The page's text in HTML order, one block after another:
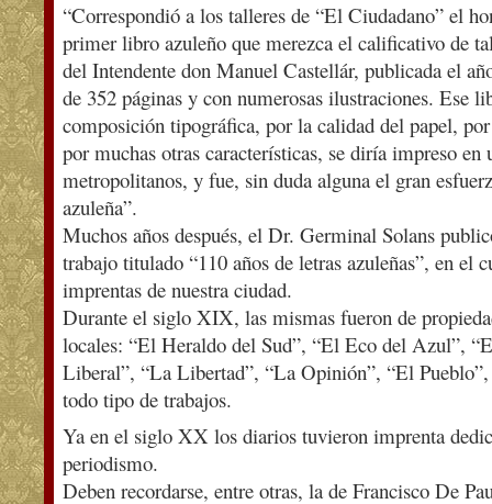
“Correspondió a los talleres de “El Ciudadano” el
primer libro azuleño que merezca el calificativo de
del Intendente don Manuel Castellár, publicada el
de 352 páginas y con numerosas ilustraciones. Ese
composición tipográfica, por la calidad del papel,
por muchas otras características, se diría impreso en
metropolitanos, y fue, sin duda alguna el gran
azuleña”.
Muchos años después, el Dr. Germinal Solans
trabajo titulado “110 años de letras azuleñas”, en el
imprentas de nuestra ciudad.
Durante el siglo XIX, las mismas fueron de
locales: “El Heraldo del Sud”, “El Eco del Azul”,
Liberal”, “La Libertad”, “La Opinión”, “El
todo tipo de trabajos.
Ya en el siglo XX los diarios tuvieron imprenta
periodismo.
Deben recordarse, entre otras, la de Francisco De